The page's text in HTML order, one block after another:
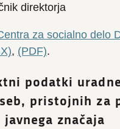
direktorja
za socialno delo
, (PDF).
podatki
pristojnih za
značaja